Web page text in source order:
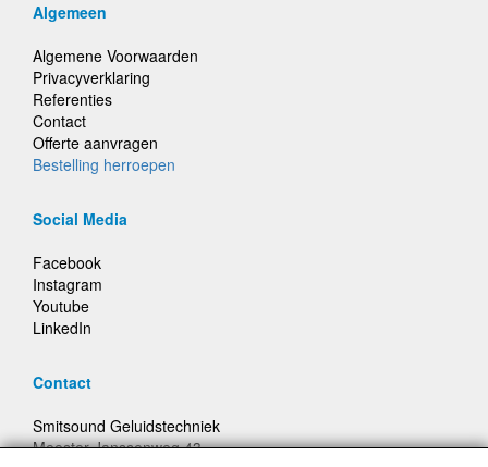
Algemeen
Algemene Voorwaarden
Privacyverklaring
Referenties
Contact
Offerte aanvragen
Bestelling herroepen
Social Media
Facebook
Instagram
Youtube
LinkedIn
Contact
Smitsound Geluidstechniek
Meester Janssenweg 43